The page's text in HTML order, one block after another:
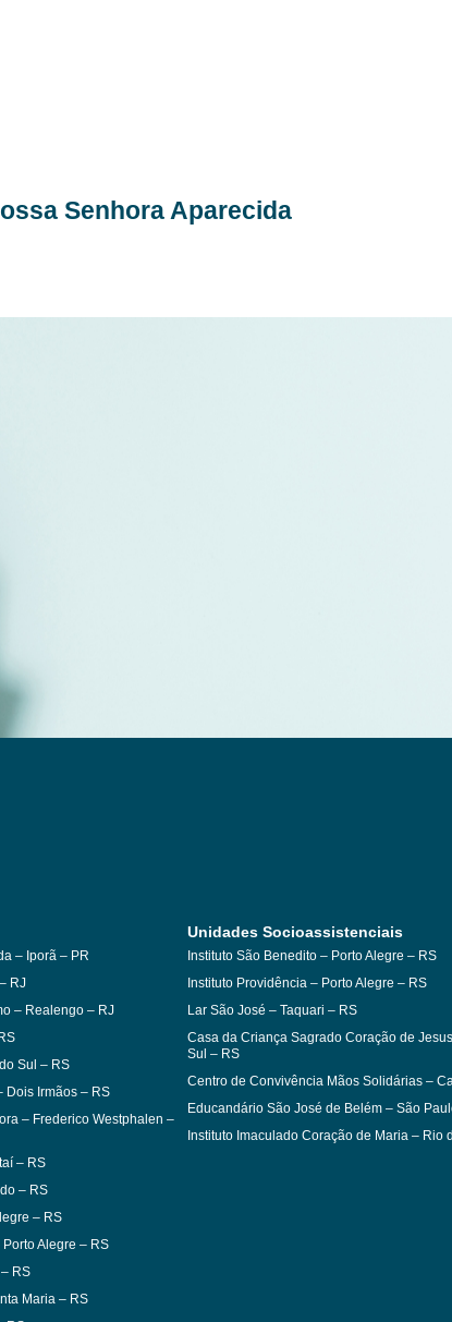
Senhora Aparecida
– Iporã – PR
RJ
– Realengo – RJ
Sul – RS
Dois Irmãos – RS
– Frederico Westphalen –
– RS
– RS
– RS
Alegre – RS
RS
Maria – RS
Unidades Socioassistenciais
Instituto São Benedito – Porto Alegre – RS
Instituto Providência – Porto Alegre – RS
Lar São José – Taquari – RS
Casa da Criança Sagrado Coração de
Sul – RS
Centro de Convivência Mãos Solidárias –
Educandário São José de Belém – São
Instituto Imaculado Coração de Maria – Rio